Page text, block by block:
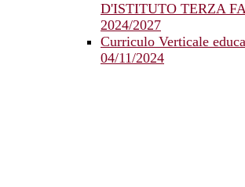
D'ISTITUTO TERZA
2024/2027
Curriculo Verticale
04/11/2024